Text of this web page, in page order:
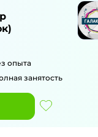
опыта
занятость